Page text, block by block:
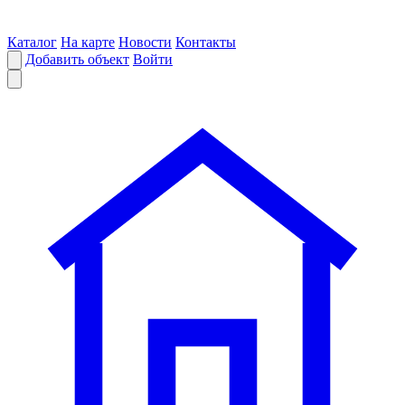
Каталог На карте Новости Контакты
Добавить объект Войти